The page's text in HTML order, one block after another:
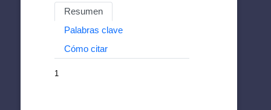
Resumen
Palabras clave
Cómo citar
1